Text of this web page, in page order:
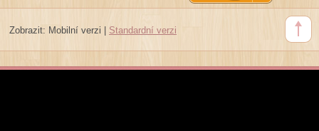
Zobrazit: Mobilní verzi Standardní verzi